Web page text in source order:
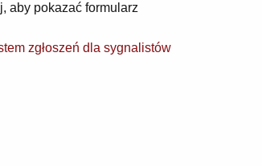
aby pokazać formularz
zgłoszeń dla sygnalistów